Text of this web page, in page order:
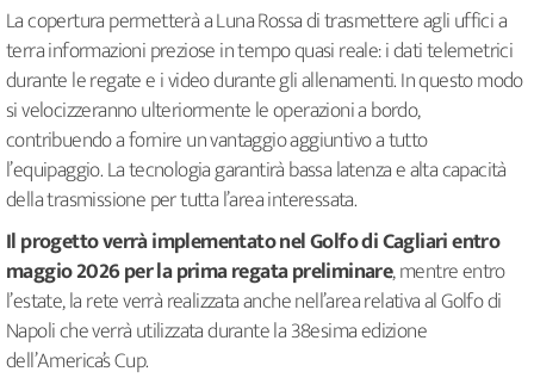
La copertura permetterà a Luna Rossa di trasmettere agli uffici a
terra informazioni preziose in tempo quasi reale: i dati telemetrici
durante le regate e i video durante gli allenamenti. In questo modo
si velocizzeranno ulteriormente le operazioni a bordo,
contribuendo a fornire un vantaggio aggiuntivo a tutto
l’equipaggio. La tecnologia garantirà bassa latenza e alta capacità
della trasmissione per tutta l’area interessata.
Il progetto verrà implementato nel Golfo di Cagliari entro
maggio 2026 per la prima regata preliminare, mentre entro
l’estate, la rete verrà realizzata anche nell’area relativa al Golfo di
Napoli che verrà utilizzata durante la 38esima edizione
dell’America’s Cup.